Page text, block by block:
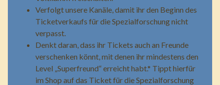
Verfolgt unsere Kanäle, damit ihr den Beginn des
Ticketverkaufs für die Spezialforschung nicht
verpasst.
Denkt daran, dass ihr Tickets auch an Freunde
verschenken könnt, mit denen ihr mindestens den
Level „Superfreund“ erreicht habt.* Tippt hierfür
im Shop auf das Ticket für die Spezialforschung